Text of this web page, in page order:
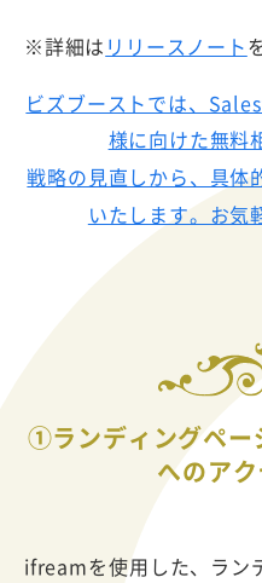
※詳細は リリースノート
ビズブーストでは、
様に向けた無料
戦略の見直しから、具体
いたします。お気
①ランディングペ
へのア
ifreamを使用した、ラン